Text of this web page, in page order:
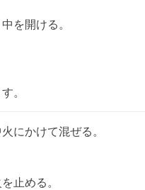
を開ける。
。
にかけて混ぜる。
止める。